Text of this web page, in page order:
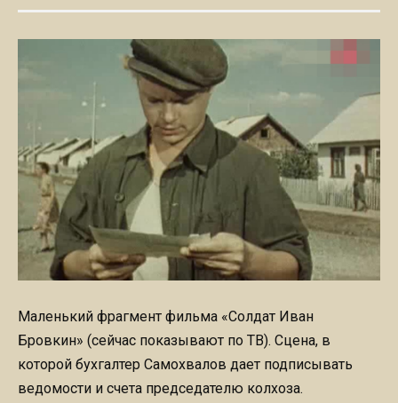
Маленький фрагмент фильма «Солдат Иван
Бровкин» (сейчас показывают по ТВ). Сцена, в
которой бухгалтер Самохвалов дает подписывать
ведомости и счета председателю колхоза.